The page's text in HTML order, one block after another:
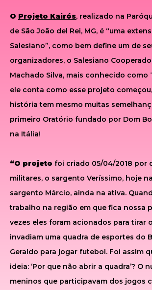
O Projeto Kairós, realizado na
de São João del Rei, MG, é “uma
Salesiano”, como bem define um de
organizadores, o Salesiano
Machado Silva, mais conhecido como
ele conta como esse projeto
história tem mesmo muitas
primeiro Oratório fundado por Dom
na Itália!
“O projeto foi criado 05/04/2018 por
militares, o sargento Veríssimo, hoje
sargento Márcio, ainda na ativa.
trabalho na região em que fica nossa
vezes eles foram acionados para tirar
invadiam uma quadra de esportes do
Geraldo para jogar futebol. Foi assim
ideia: ‘Por que não abrir a quadra’? O
meninos que participavam dos jogos